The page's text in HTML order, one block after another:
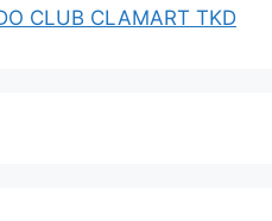
CLUB CLAMART TKD